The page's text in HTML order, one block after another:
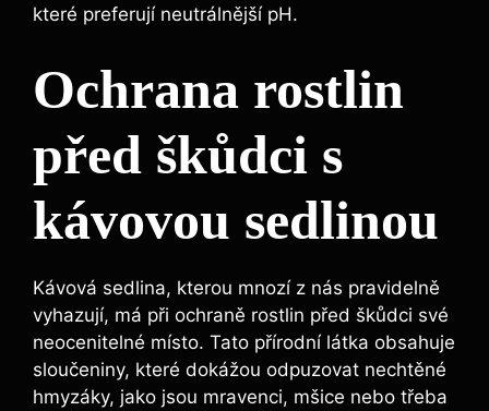
které preferují neutrálnější pH.
Ochrana rostlin
před škůdci s
kávovou sedlinou
Kávová sedlina, kterou mnozí z nás pravidelně
vyhazují, má při ochraně rostlin před škůdci ‌své
neocenitelné místo. ⁤Tato přírodní látka obsahuje
sloučeniny,‍ které dokážou odpuzovat ⁣nechtěné
hmyzáky,‍ jako jsou mravenci, mšice nebo třeba